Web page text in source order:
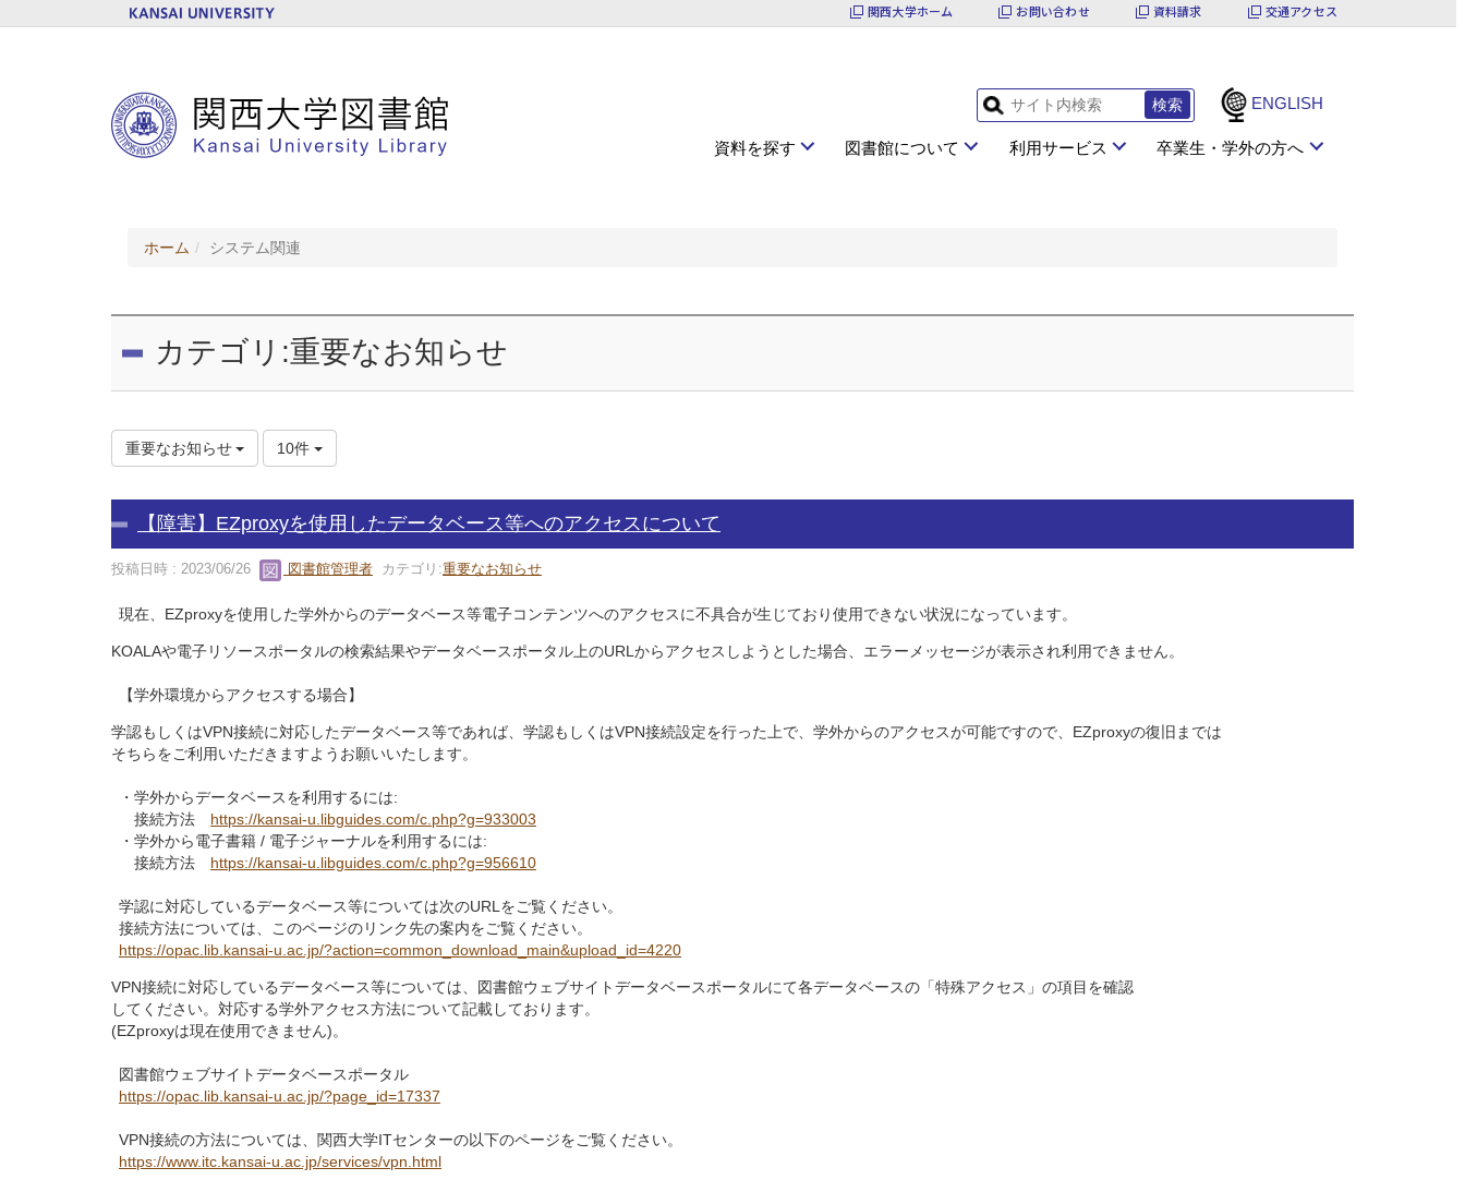
関西大学ホーム お問い合わせ 資料請求 交通アクセス
ENGLISH
資料を探す 図書館について 利用サービス 卒業生・学外の方へ
ホーム システム関連
カテゴリ:重要なお知らせ
重要なお知らせ 10件
【障害】EZproxyを使用したデータベース等へのアクセスについて
投稿日時 : 2023/06/26 図書館管理者 カテゴリ:重要なお知らせ
現在、EZproxyを使用した学外からのデータベース等電子コンテンツへのアクセスに不具合が生じており使用できない状況になっています。
KOALAや電子リソースポータルの検索結果やデータベースポータル上のURLからアクセスしようとした場合、エラーメッセージが表示され利用できません。
【学外環境からアクセスする場合】
学認もしくはVPN接続に対応したデータベース等であれば、学認もしくはVPN接続設定を行った上で、学外からのアクセスが可能ですので、EZproxyの復旧までは
そちらをご利用いただきますようお願いいたします。
・学外からデータベースを利用するには:
接続方法 https://kansai-u.libguides.com/c.php?g=933003
・学外から電子書籍 / 電子ジャーナルを利用するには:
接続方法 https://kansai-u.libguides.com/c.php?g=956610
学認に対応しているデータベース等については次のURLをご覧ください。
接続方法については、このページのリンク先の案内をご覧ください。
https://opac.lib.kansai-u.ac.jp/?action=common_download_main&upload_id=4220
VPN接続に対応しているデータベース等については、図書館ウェブサイトデータベースポータルにて各データベースの「特殊アクセス」の項目を確認
してください。対応する学外アクセス方法について記載しております。
(EZproxyは現在使用できません)。
図書館ウェブサイトデータベースポータル
https://opac.lib.kansai-u.ac.jp/?page_id=17337
VPN接続の方法については、関西大学ITセンターの以下のページをご覧ください。
https://www.itc.kansai-u.ac.jp/services/vpn.html